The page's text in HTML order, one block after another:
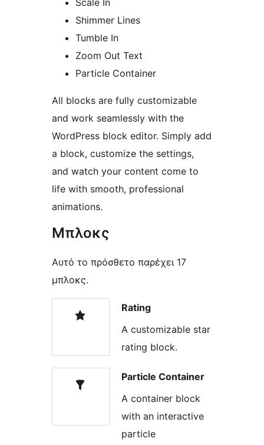
Scale In
Shimmer Lines
Tumble In
Zoom Out Text
Particle Container
All blocks are fully customizable
and work seamlessly with the
WordPress block editor. Simply add
a block, customize the settings,
and watch your content come to
life with smooth, professional
animations.
Μπλοκς
Αυτό το πρόσθετο παρέχει 17
μπλοκς.
Rating
A customizable star
rating block.
Particle Container
A container block
with an interactive
particle